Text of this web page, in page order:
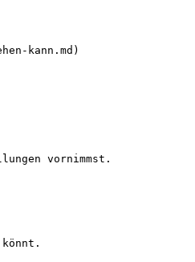
kann.md)
vornimmst.